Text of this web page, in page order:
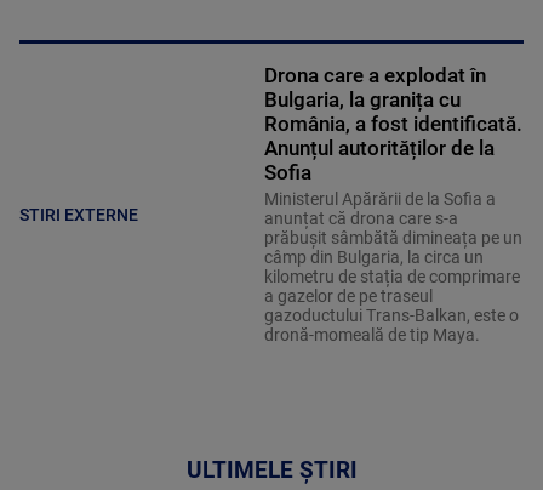
STIRI EXTERNE
Drona care a explodat în
Bulgaria, la granița cu
România, a fost identificată.
Anunțul autorităților de la
Sofia
Ministerul Apărării de la Sofia a
anunțat că drona care s-a
prăbușit sâmbătă dimineața pe un
câmp din Bulgaria, la circa un
kilometru de stația de comprimare
a gazelor de pe traseul
gazoductului Trans-Balkan, este o
dronă-momeală de tip Maya.
ULTIMELE ȘTIRI